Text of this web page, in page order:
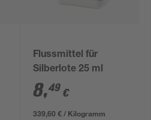
Flussmittel für
Silberlote 25 ml
8,49 €
339,60 € / Kilogramm